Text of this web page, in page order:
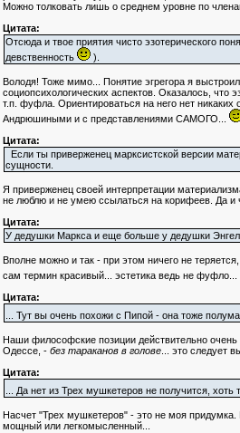
Можно толковать лишь о среднем уровне по
Цитата:
Отсюда и твое приятия чисто эзотерического
девственность
).
Володя! Тоже мимо... Понятие эгрегора я
социопсихологических аспектов. Оказалось, что
т.п. фуфла. Ориентироваться на него нет никаких
Андрюшиными и с представлениями САМОГО...
Цитата:
Если ты приверженец марксистской версии
сущности.
Я приверженец своей интерпретации
не люблю и не умею ссылаться на корифеев. Да и
Цитата:
У дедушки Маркса и еще больше у дедушки
Вполне можно и так - при этом ничего не
сам термин красивый... эстетика ведь не фуфло...
Цитата:
... Тут вы очень похожи с Пипой - она тоже
Наши философские позиции действительно очень
Одессе, - без тараканов в голове... это следует
Цитата:
... Да нет из Трех мушкетеров не получится, хоть
Насчет "Трех мушкетеров" - это не моя придумка.
мощный или легкомысленный...